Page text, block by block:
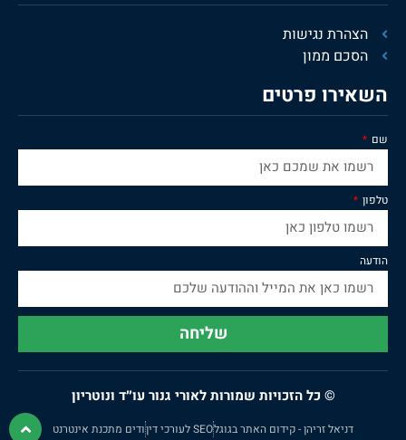
הצהרת נגישות
הסכם ממון
השאירו פרטים
שם
טלפון
הודעה
שליחה
© כל הזכויות שמורות לאורי גנור עו״ד ונוטריון
דניאל זריהן - קידום האתר בגוגלSEO לעורכי דין ודים מתכנת אינטרנט